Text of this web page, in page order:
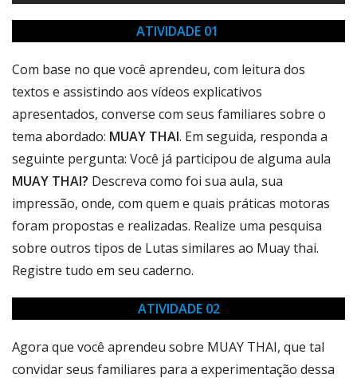
ATIVIDADE 01
Com base no que você aprendeu, com leitura dos
textos e assistindo aos vídeos explicativos
apresentados, converse com seus familiares sobre o
tema abordado: MUAY THAI. Em seguida, responda a
seguinte pergunta: Você já participou de alguma aula
MUAY THAI? Descreva como foi sua aula, sua
impressão, onde, com quem e quais práticas motoras
foram propostas e realizadas. Realize uma pesquisa
sobre outros tipos de Lutas similares ao Muay thai.
Registre tudo em seu caderno.
ATIVIDADE 02
Agora que você aprendeu sobre MUAY THAI, que tal
convidar seus familiares para a experimentação dessa